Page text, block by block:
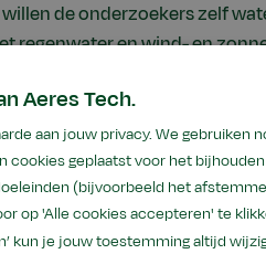
de onderzoekers zelf
regenwater en wind- en
Aeres Tech.
aan jouw privacy. We gebruiken
cookies geplaatst voor het
(bijvoorbeeld het
op 'Alle cookies accepteren' te
kun je jouw toestemming altijd